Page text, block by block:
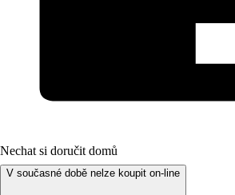
Nechat si doručit domů
V současné době nelze koupit on-line